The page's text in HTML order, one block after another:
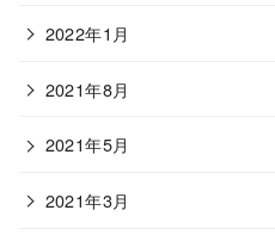
2022年1月
2021年8月
2021年5月
2021年3月